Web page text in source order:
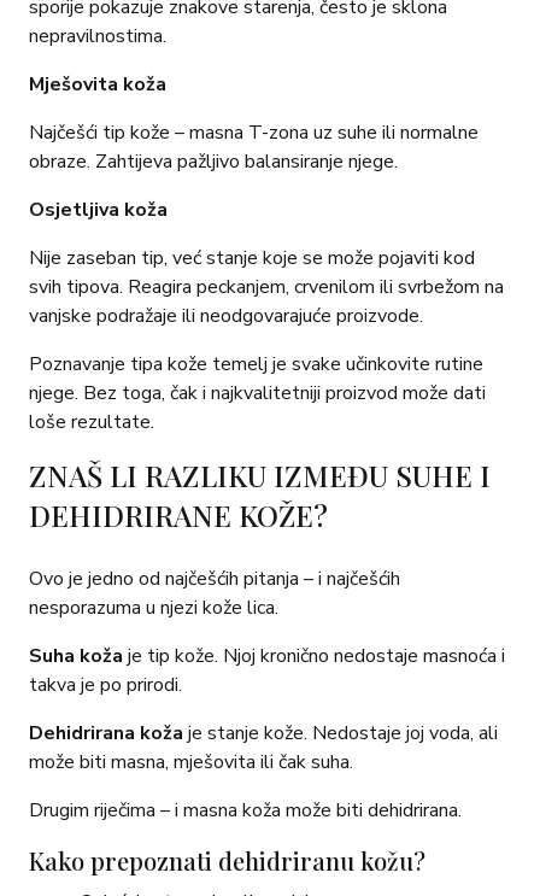
sporije pokazuje znakove starenja, često je sklona
nepravilnostima.
Mješovita koža
Najčešći tip kože – masna T-zona uz suhe ili normalne
obraze. Zahtijeva pažljivo balansiranje njege.
Osjetljiva koža
Nije zaseban tip, već stanje koje se može pojaviti kod
svih tipova. Reagira peckanjem, crvenilom ili svrbežom na
vanjske podražaje ili neodgovarajuće proizvode.
Poznavanje tipa kože temelj je svake učinkovite rutine
njege. Bez toga, čak i najkvalitetniji proizvod može dati
loše rezultate.
ZNAŠ LI RAZLIKU IZMEĐU SUHE I
DEHIDRIRANE KOŽE?
Ovo je jedno od najčešćih pitanja – i najčešćih
nesporazuma u njezi kože lica.
Suha koža je tip kože. Njoj kronično nedostaje masnoća i
takva je po prirodi.
Dehidrirana koža je stanje kože. Nedostaje joj voda, ali
može biti masna, mješovita ili čak suha.
Drugim riječima – i masna koža može biti dehidrirana.
Kako prepoznati dehidriranu kožu?